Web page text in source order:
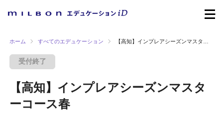
ホーム すべてのエデュケーション 【高知】インプレアシーズンマスターコース春
受付終了
【高知】インプレアシーズンマスタ
ーコース春